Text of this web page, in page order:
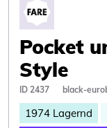
Pocket
Style
ID 2437 black-
1974 Lagernd